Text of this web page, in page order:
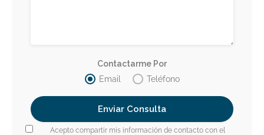
Contactarme Por
Email
Teléfono
Acepto compartir mis información de contacto con el